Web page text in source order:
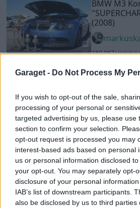
Garaget - Do Not Process My
If you wish to opt-out of the sale,
processing of your personal or
targeted advertising by us, please use
section to confirm your selection.
opt-out request is processed you may
interest-based ads based on personal
us or personal information disclosed
your opt-out. You may separately opt-
disclosure of your personal
IAB’s list of downstream participants.
also be disclosed by us to third parties
20
BMW M3
(2008)
150 067
15
justfun
31 552 visningar
112
Ford Escort
36 030 visningar
124